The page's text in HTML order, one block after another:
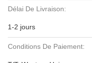
Délai De Livraison:
1-2 jours
Conditions De Paiement: